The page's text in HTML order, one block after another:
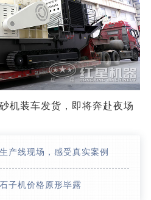
机装车发货，即将奔赴夜场
产线现场，感受真实案例
子机价格原形毕露